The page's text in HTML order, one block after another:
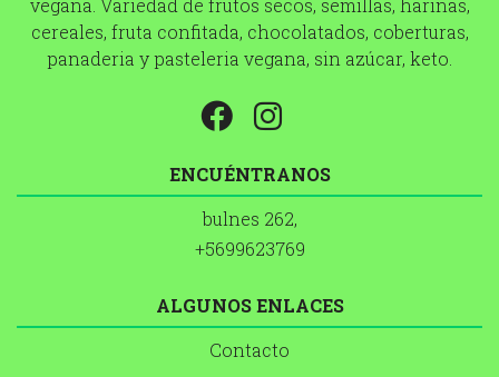
vegana. Variedad de frutos secos, semillas, harinas,
cereales, fruta confitada, chocolatados, coberturas,
panaderia y pasteleria vegana, sin azúcar, keto.
ENCUÉNTRANOS
bulnes 262,
+5699623769
ALGUNOS ENLACES
Contacto